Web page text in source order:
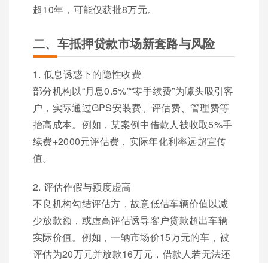
超10年，可能仅获批8万元。
二、车抵押贷款市场新套路与风险
1. 低息诱惑下的隐性收费
部分机构以“月息0.5%”“零手续费”为噱头吸引客
户，实际通过GPS安装费、评估费、管理费等
抬高成本。例如，某案例中借款人被收取5%手
续费+2000元评估费，实际年化利率远超宣传
值。
2. 评估作假与额度虚高
不良机构勾结评估方，故意低估车辆价值以减
少放款额，或虚高评估诱导客户贷款超出车辆
实际价值。例如，一辆市场价15万元的车，被
评估为20万元并放款16万元，借款人若无法还